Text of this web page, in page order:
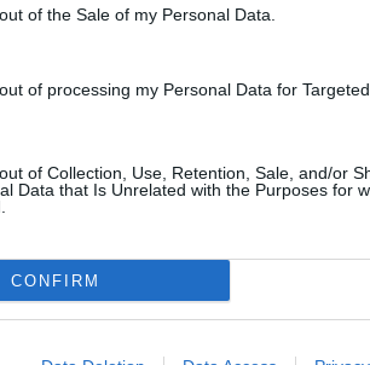
of the Sale of my Personal Data.
of processing my Personal Data for Targeted
of Collection, Use, Retention, Sale, and/or
Data that Is Unrelated with the Purposes for
CONFIRM